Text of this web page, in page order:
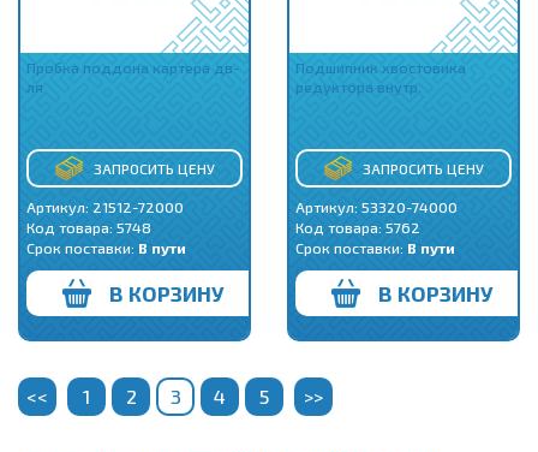
Пробка поддона картера дв-
ля
ЗАПРОСИТЬ ЦЕНУ
Артикул: 21512-72000
Код товара: 5748
Срок поставки: В пути
В КОРЗИНУ
Подшипник хвостовика
редуктора внутр.
ЗАПРОСИТЬ ЦЕНУ
Артикул: 53320-74000
Код товара: 5762
Срок поставки: В пути
В КОРЗИНУ
<< 1 2 3 4 5 >>